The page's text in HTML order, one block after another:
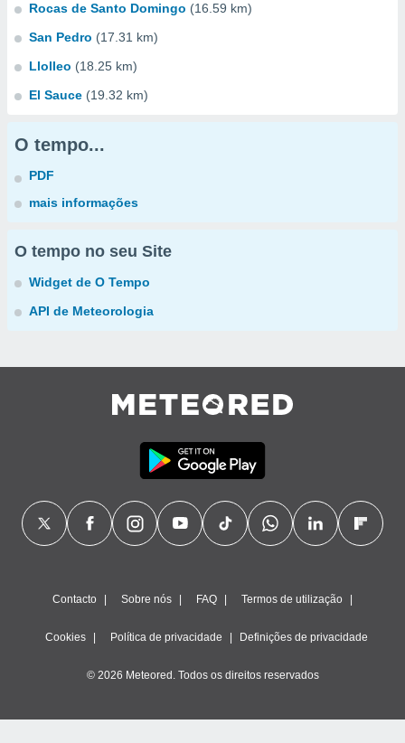
Rocas de Santo Domingo (16.59 km)
San Pedro (17.31 km)
Llolleo (18.25 km)
El Sauce (19.32 km)
O tempo...
PDF
mais informações
O tempo no seu Site
Widget de O Tempo
API de Meteorologia
Contacto Sobre nós FAQ Termos de utilização
Cookies Política de privacidade Definições de privacidade
© 2026 Meteored. Todos os direitos reservados